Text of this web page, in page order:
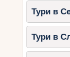
Тури в
Тури в